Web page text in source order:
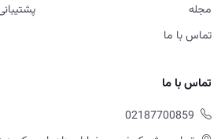
مجله
تماس با ما
تماس با ما
02187700859